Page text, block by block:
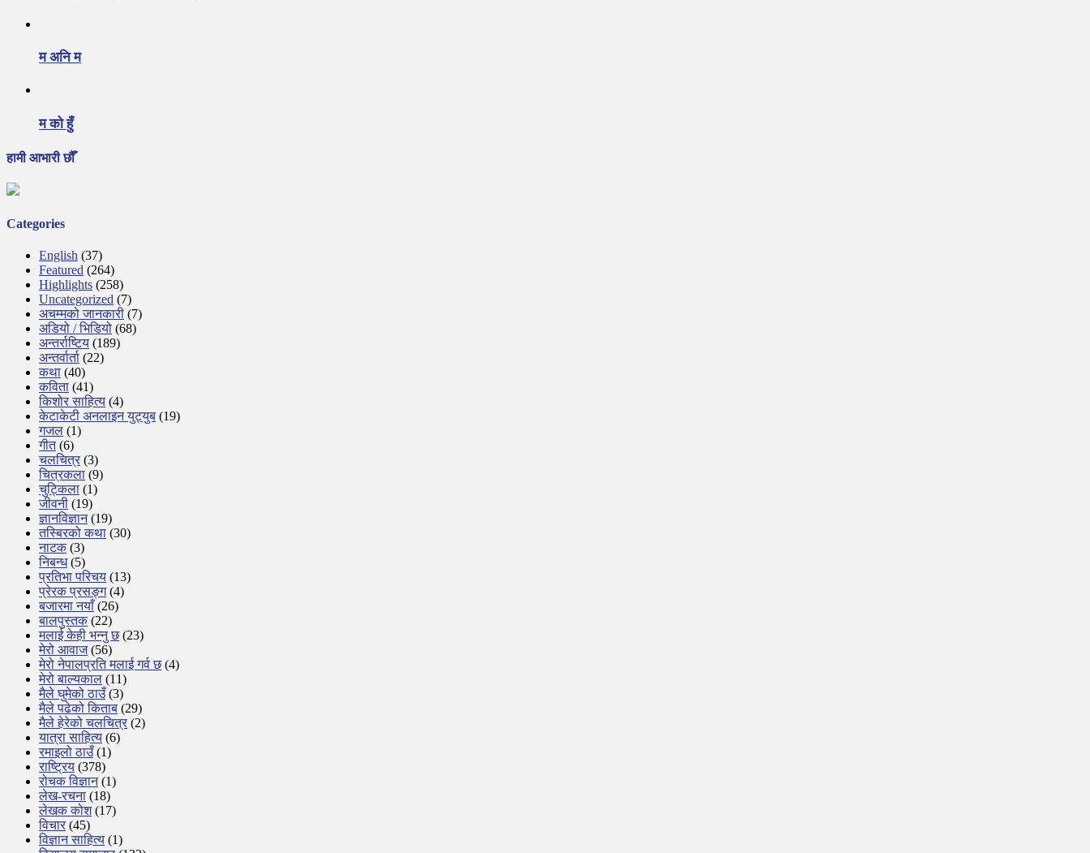
म अनि म
म को हुँ
हामी आभारी छौँ
Categories
English (37)
Featured (264)
Highlights (258)
Uncategorized (7)
अचम्मको जानकारी (7)
अडियो / भिडियो (68)
अन्तर्राष्टिय (189)
अन्तर्वार्ता (22)
कथा (40)
कविता (41)
किशोर साहित्य (4)
केटाकेटी अनलाइन युट्युब (19)
गजल (1)
गीत(6)
चलचित्र (3)
चित्रकला (9)
चुट्किला (1)
जीवनी (19)
ज्ञानविज्ञान(19)
तस्बिरको कथा (30)
नाटक(3)
निबन्ध(5)
प्रतिभा परिचय (13)
प्रेरक प्रसङ्ग(4)
बजारमा नयाँ(26)
बालपुस्तक(22)
मलाई केही भन्नु छ(23)
मेरो आवाज(56)
मेरो नेपालप्रति मलाई गर्व छ(4)
मेरो बाल्यकाल (11)
मैले घुमेको ठाउँ(3)
मैले पढेको किताब (29)
मैले हेरेको चलचित्र (2)
यात्रा साहित्य (6)
रमाइलो ठाउँ(1)
राष्ट्रिय (378)
रोचक विज्ञान(1)
लेख-रचना (18)
लेखक कोश(17)
विचार (45)
विज्ञान साहित्य (1)